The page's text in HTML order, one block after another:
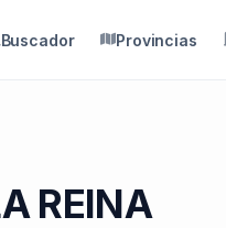
Buscador Provincias
REINA